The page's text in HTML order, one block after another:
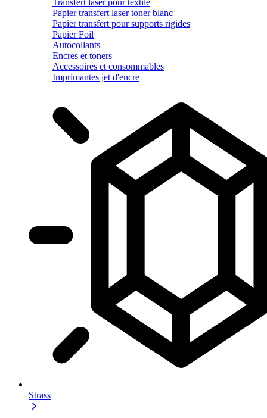
Papier transfert laser toner blanc
Papier transfert pour supports rigides
Papier Foil
Autocollants
Encres et toners
Accessoires et consommables
Imprimantes jet d'encre
Strass